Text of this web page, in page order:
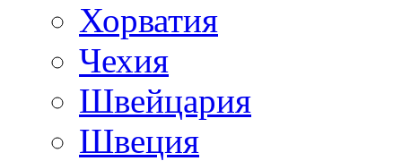
Хорватия
Чехия
Швейцария
Швеция